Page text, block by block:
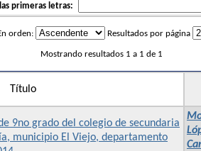
primeras letras:
orden: Resultados por página
Mostrando resultados 1 a 1 de 1
Título
9no grado del colegio de secundaria
municipio El Viejo, departamento